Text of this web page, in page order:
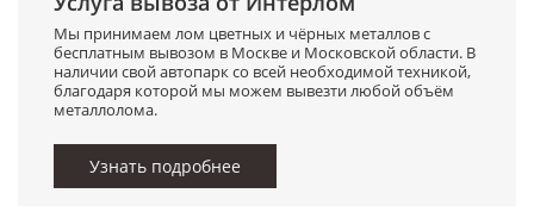
Мы принимаем лом цветных и чёрных металлов с
бесплатным вывозом в Москве и Московской области. В
наличии свой автопарк со всей необходимой техникой,
благодаря которой мы можем вывезти любой объём
металлолома.
Узнать подробнее